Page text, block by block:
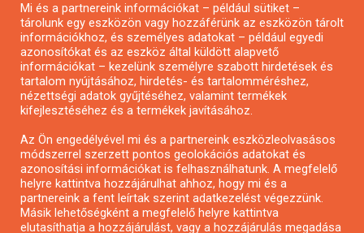
Pályázatírás civil szervezeteknek
Pályázatírás önkormányzatoknak
Pályázatfigyelés
Specifikus pályázatfigyelés vagy hírlevél
Pályázatok magánszemélyeknek
Pályázatok civil szervezeteknek
Pályázatok vállalkozásoknak
Mi és a partnereink információkat – például sütiket –
tárolunk egy eszközön vagy hozzáférünk az eszközön tárolt
információkhoz, és személyes adatokat – például egyedi
azonosítókat és az eszköz által küldött alapvető
információkat – kezelünk személyre szabott hirdetések és
tartalom nyújtásához, hirdetés- és tartalomméréshez,
nézettségi adatok gyűjtéséhez, valamint termékek
kifejlesztéséhez és a termékek javításához.
Az Ön engedélyével mi és a partnereink eszközleolvasásos
módszerrel szerzett pontos geolokációs adatokat és
azonosítási információkat is felhasználhatunk. A megfelelő
helyre kattintva hozzájárulhat ahhoz, hogy mi és a
partnereink a fent leírtak szerint adatkezelést végezzünk.
Másik lehetőségként a megfelelő helyre kattintva
elutasíthatja a hozzájárulást, vagy a hozzájárulás megadása